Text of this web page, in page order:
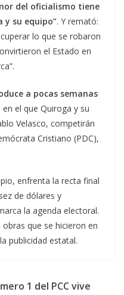
del oficialismo tiene
y su equipo”. Y remató:
lo que se robaron
el Estado en
a pocas semanas
el que Quiroga y su
Velasco, competirán
Cristiano (PDC),
enfrenta la recta final
de dólares y
la agenda electoral.
que se hicieron en
publicidad estatal.
1 del PCC vive